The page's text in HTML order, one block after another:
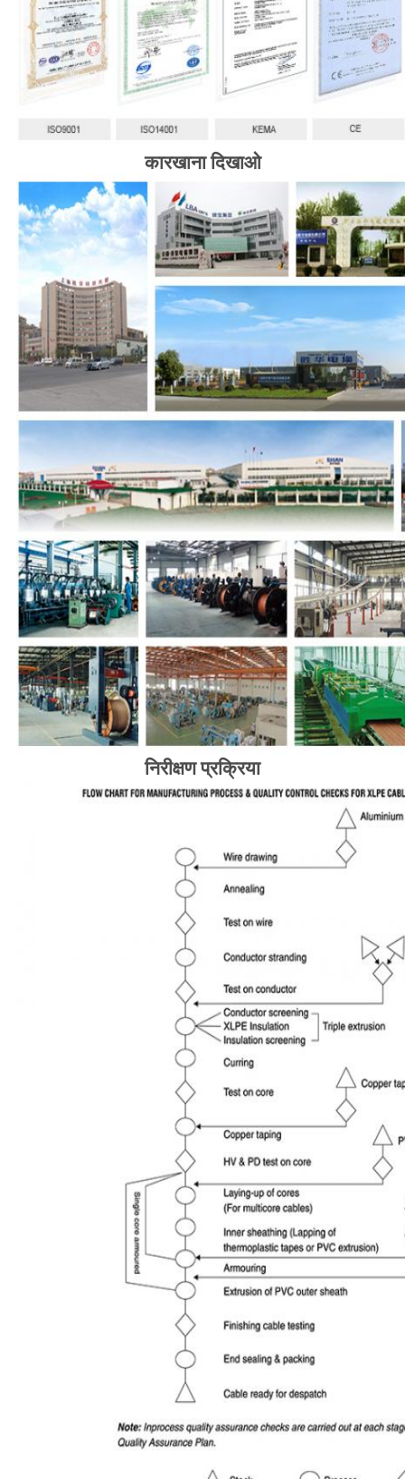
कारखाना दिखाओ
निरीक्षण प्रक्रिया